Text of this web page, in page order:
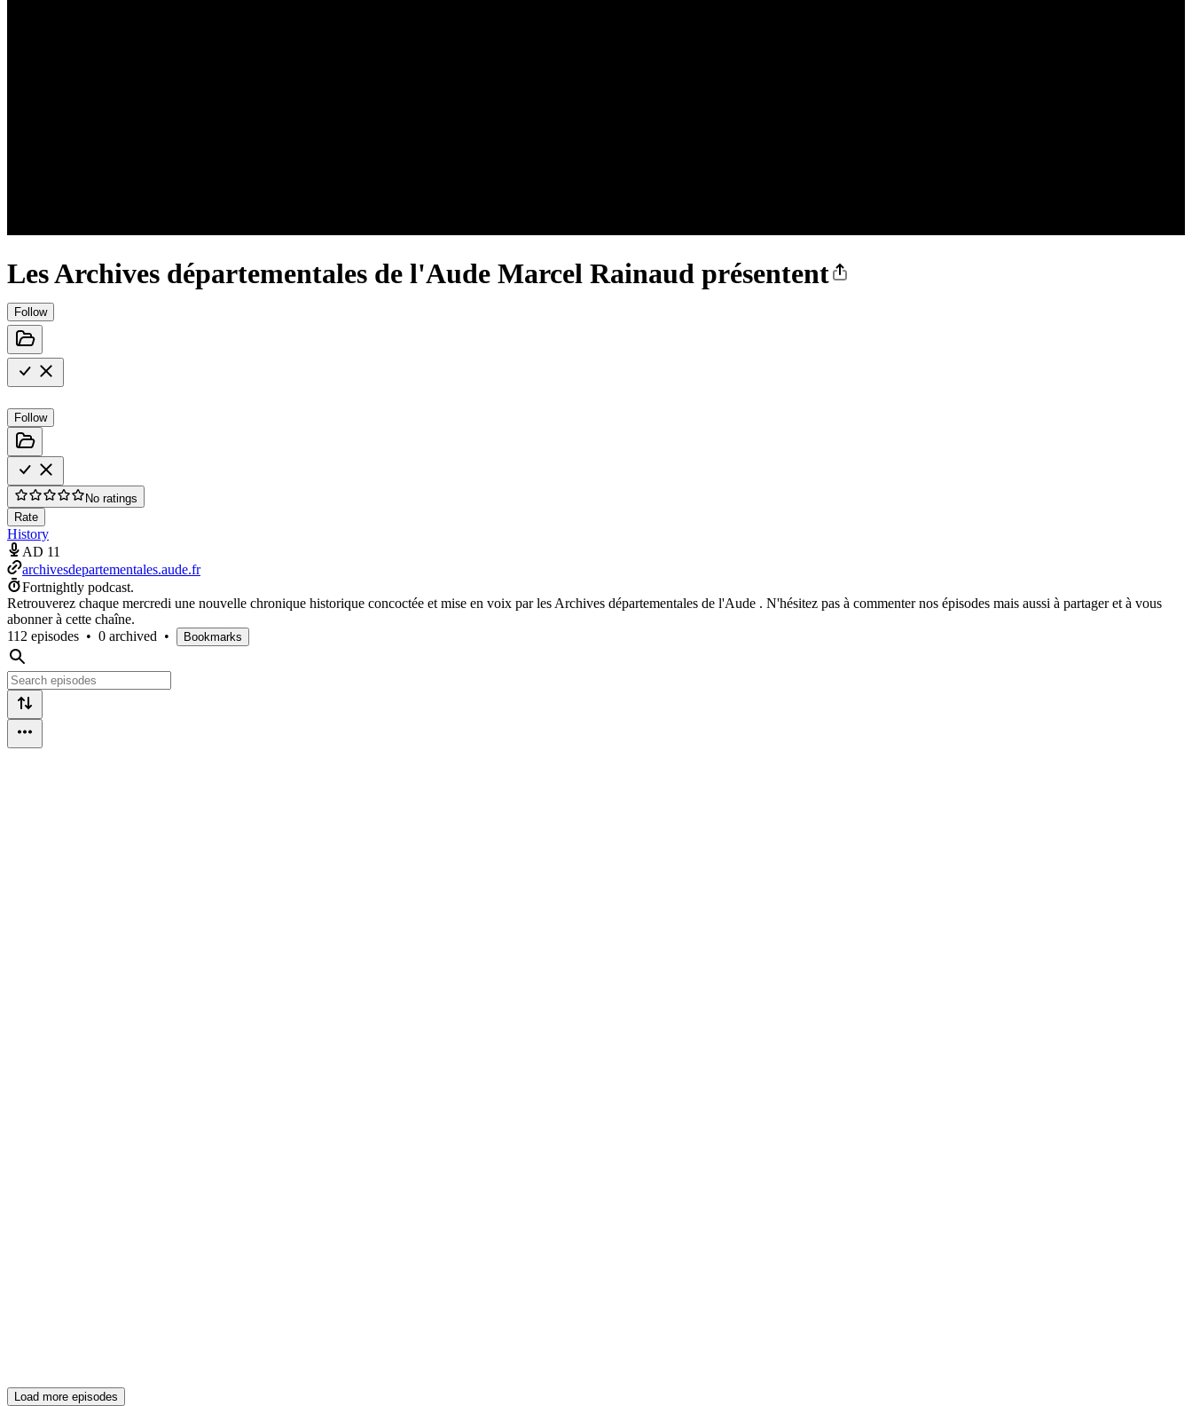
Les Archives départementales de l'Aude Marcel Rainaud présentent
Follow
Follow
No ratings
Rate
History
AD 11
archivesdepartementales.aude.fr
Fortnightly podcast.
Retrouverez chaque mercredi une nouvelle chronique historique concoctée et mise en voix par les Archives départementales de l'Aude . N'hésitez pas à commenter nos épisodes mais aussi à partager et à vous
abonner à cette chaîne.
112 episodes • 0 archived • Bookmarks
Load more episodes